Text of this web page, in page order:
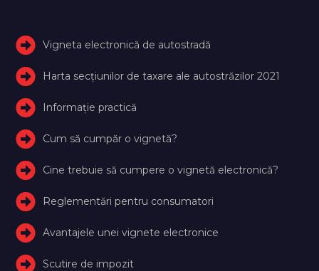
Vigneta electronică de autostradă
Harta secțiunilor de taxare ale autostrăzilor 2021
Informație practică
Cum să cumpăr o vignetă?
Cine trebuie să cumpere o vignetă electronică?
Reglementări pentru consumatori
Avantajele unei vignete electronice
Scutire de impozit